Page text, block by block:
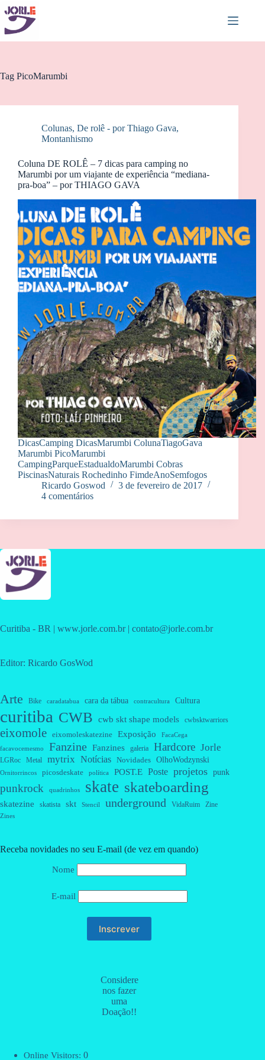
Pular
para
conteúdo
Tag PicoMarumbi
Colunas, De rolê - por Thiago Gava,
Montanhismo
Coluna DE ROLÊ – 7 dicas para camping no
Marumbi por um viajante de experiência “mediana-
pra-boa” – por THIAGO GAVA
DicasCamping DicasMarumbi ColunaTiagoGava
Marumbi PicoMarumbi
CampingParqueEstadualdoMarumbi Cobras
PiscinasNaturais Rochedinho FimdeAnoSemfogos
Ricardo Goswod
3 de fevereiro de 2017
4 comentários
Curitiba - BR | www.jorle.com.br | contato@jorle.com.br
Editor: Ricardo GosWod
Arte Bike caradatabua cara da tábua contracultura Cultura
curitiba CWB cwb skt shape models cwbsktwarriors
eixomole eixomoleskatezine Exposição FacaCega
facavocemesmo Fanzine Fanzines galeria Hardcore Jorle
LGRoc Metal mytrix Notícias Novidades OlhoWodzynski
Ornitorrincos picosdeskate política POST.E Poste projetos punk
punkrock quadrinhos skate skateboarding
skatezine skatista skt Stencil underground VidaRuim Zine
Zines
Receba novidades no seu E-mail (de vez em quando)
Nome
E-mail
Considere
nos fazer
uma
Doação!!
Online Visitors: 0